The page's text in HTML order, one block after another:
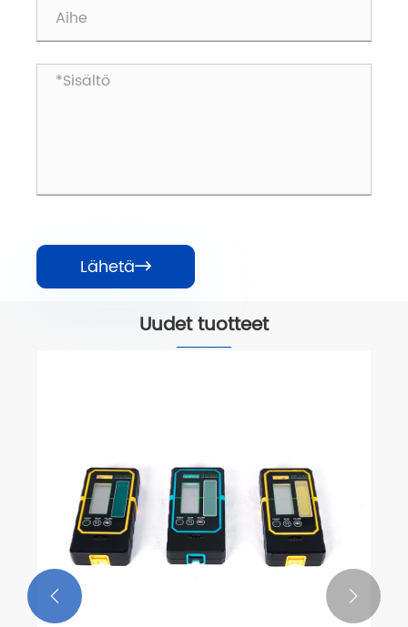
Lähetä
Uudet tuotteet
 